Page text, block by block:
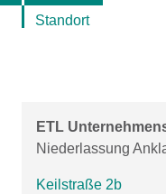
Standort
ETL
Niederlassung
Keilstraße 2b